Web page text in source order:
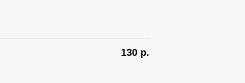
130 р.